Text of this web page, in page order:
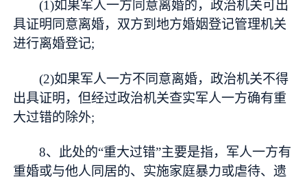
(1)如果军人一方同意离婚的，政治机关可出
具证明同意离婚，双方到地方婚姻登记管理机关
进行离婚登记;
(2)如果军人一方不同意离婚，政治机关不得
出具证明，但经过政治机关查实军人一方确有重
大过错的除外;
8、此处的“重大过错”主要是指，军人一方有
重婚或与他人同居的、实施家庭暴力或虐待、遗